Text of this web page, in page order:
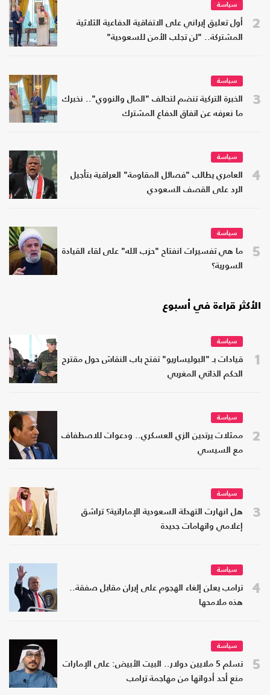
2
سياسة
أول تعليق إيراني على الاتفاقية الدفاعية الثلاثية
المشتركة.. "لن تجلب الأمن للسعودية"
3
سياسة
الخبرة التركية تنضم لتحالف "المال والنووي".. نخبرك
ما نعرفه عن اتفاق الدفاع المشترك
4
سياسة
العامري يطالب "فصائل المقاومة" العراقية بتأجيل
الرد على القصف السعودي
5
سياسة
ما هي تفسيرات انفتاح "حزب الله" على لقاء القيادة
السورية؟
الأكثر قراءة في أسبوع
1
سياسة
قيادات بـ "البوليساريو" تفتح باب النقاش حول مقترح
الحكم الذاتي المغربي
2
سياسة
ممثلات يرتدين الزي العسكري.. ودعوات للاصطفاف
مع السيسي
3
سياسة
هل انهارت التهدئة السعودية الإماراتية؟ تراشق
إعلامي واتهامات جديدة
4
سياسة
ترامب يعلن إلغاء الهجوم على إيران مقابل صفقة..
هذه ملامحها
5
سياسة
تسلم 5 ملايين دولار.. البيت الأبيض: على الإمارات
منع أحد أدواتها من مهاجمة ترامب